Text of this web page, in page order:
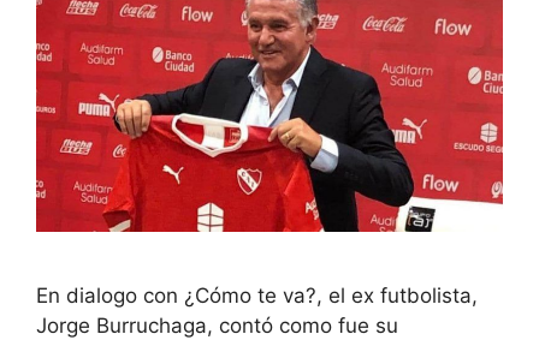
En dialogo con ¿Cómo te va?, el ex futbolista,
Jorge Burruchaga, contó como fue su